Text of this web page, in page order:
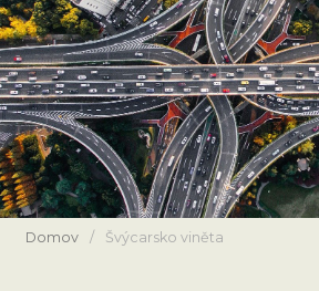
Domov / Švýcarsko viněta